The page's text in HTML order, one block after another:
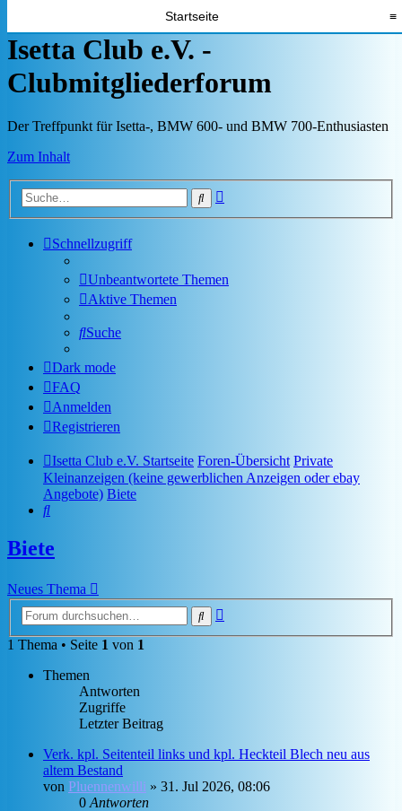
Startseite ≡
Isetta Club e.V. -
Clubmitgliederforum
Der Treffpunkt für Isetta-, BMW 600- und BMW 700-Enthusiasten
Zum Inhalt
Suche
Schnellzugriff
Unbeantwortete Themen
Aktive Themen
Suche
Dark mode
FAQ
Anmelden
Registrieren
Isetta Club e.V. Startseite Foren-Übersicht Private
Kleinanzeigen (keine gewerblichen Anzeigen oder ebay
Angebote) Biete
Suche
Biete
Neues Thema
Suche
1 Thema • Seite 1 von 1
Themen
Antworten
Zugriffe
Letzter Beitrag
Verk. kpl. Seitenteil links und kpl. Heckteil Blech neu aus
altem Bestand
von Pluennenwilli » 31. Jul 2026, 08:06
0Antworten